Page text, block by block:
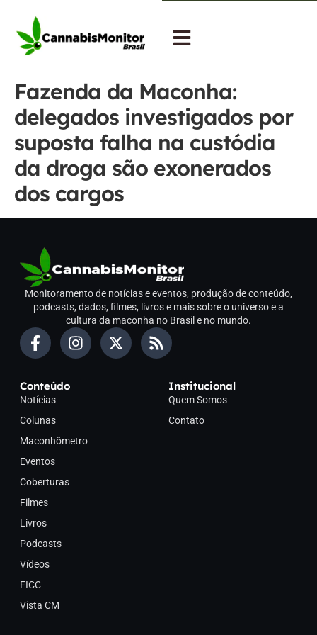
Fazenda da Maconha:
delegados investigados por
suposta falha na custódia
da droga são exonerados
dos cargos
Monitoramento de notícias e eventos, produção de conteúdo,
podcasts, dados, filmes, livros e mais sobre o universo e a
cultura da maconha no Brasil e no mundo.
Conteúdo
Notícias
Colunas
Maconhômetro
Eventos
Coberturas
Filmes
Livros
Podcasts
Vídeos
FICC
Vista CM
Institucional
Quem Somos
Contato